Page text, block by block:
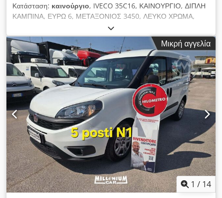
Κατάσταση: καινούργιο, IVECO 35C16, ΚΑΙΝΟΥΡΓΙΟ, ΔΙΠΛΗ
ΚΑΜΠΙΝΑ, ΕΥΡΩ 6, ΜΕΤΑΞΟΝΙΟΣ 3450, ΛΕΥΚΟ ΧΡΩΜΑ,
ΚΙΝΗΤΗΡΑΣ 3000, 7 ΘΕΣΕΙΣ, ΚΛΙΜΑΤΙΣΜΟΣ, ΕΝΙΣΧΥΣΜΕΝΑ
ΦΥΛΛΑ ΣΟΥΣΠΕΝΣΙΟΝ ΜΕ ΒΟΗΘΗΤΙΚΑ ΦΥΛΛΑ,
ΣΤΑΘΕΡΟΠΟΙΗΤΙΚΗ ΡΑΒΔΟΣ, ΣΤΡΕΠΤΙΚΗ ΡΑΒΔΟΣ,
ΑΝΑΡΤΩΜΕΝΟ ΚΑΘΙΣΜΑ, ΗΛΕΚΤΡΙΚΑ ΠΑΡΑΘΥΡΑ ΚΑΙ
ΚΑΘΡΕΦΤΕΣ, ΡΑΔΙΟΦΩΝΟ, ΣΥΣΤΗΜΑ ΣΥΝΑΓΕΡΜΟΥ,
ΦΑΡΟΙ ΟΜΙΧΛΗΣ, ΣΥΣΤΗΜΑ ΠΛΟΗΓΗΣΗΣ, ΑΙΣΘΗΤΗΡΕΣ
ΟΠΙΣΘΕΝ, ΜΕ ΝΕΟ, ΑΝΑΠΟΔΟΓΥΡΙΖΟΜΕΝΟ ΤΡΙΛΑΤΕΡΟ
ΑΜΑΞΩΜΑ LOCONSOLE, ΜΗΚΟΣ 3200, ΕΝΙΣΧΥΣΜΕΝΕΣ
ΠΛΑΙΝΕΣ ΠΙΝΑΚΕΣ ΑΠΟ ΚΡΑΜΑ TR30M, ΜΕ ΠΡΟΣΤΑΣΙΕΣ
ΠΑΛΜΩΝ ΕΜΠΡΟΣ ΚΑΙ ΟΠΙΣΘΕΝ. Djdjxz Ad Sjpfx Ak Eswa
Μικρή αγγελία
1 / 14